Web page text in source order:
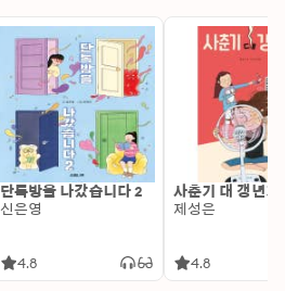
단톡방을 나갔습니다 2
신은영
4.8
사춘기 대 갱년기
제성은
4.8